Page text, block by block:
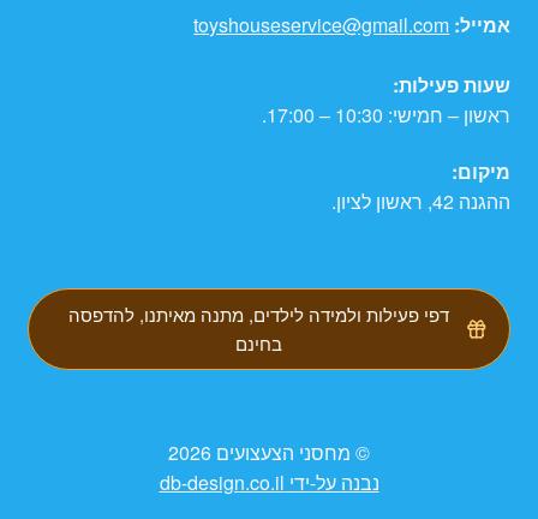
אמייל: toyshouseservice@gmail.com
שעות פעילות:
ראשון – חמישי: 10:30 – 17:00.
מיקום:
ההגנה 42, ראשון לציון.
דפי פעילות ולמידה לילדים, מתנה מאיתנו, להדפסה
בחינם
© מחסני הצעצועים 2026
נבנה על-ידי db-design.co.il